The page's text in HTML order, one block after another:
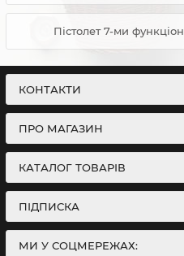
Пістолет 7-ми
КОНТАКТИ
ПРО МАГАЗИН
КАТАЛОГ ТОВАРІВ
ПІДПИСКА
МИ У СОЦМЕРЕЖАХ: